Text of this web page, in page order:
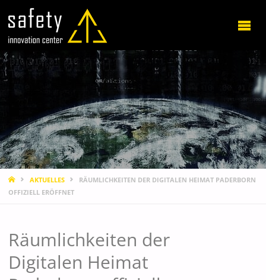
STARTSEITE
AKTUELLES
RÄUMLICHKEITEN DER DIGITALEN HEIMAT PADERBORN
OFFIZIELL ERÖFFNET
Räumlichkeiten der
Digitalen Heimat